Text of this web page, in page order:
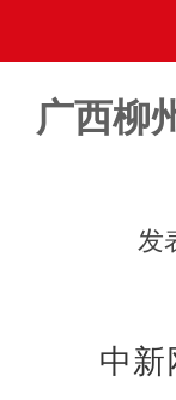
广西柳
发
中新网